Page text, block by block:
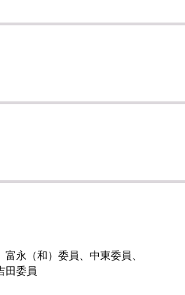
永（和）委員、中東委員、
田委員